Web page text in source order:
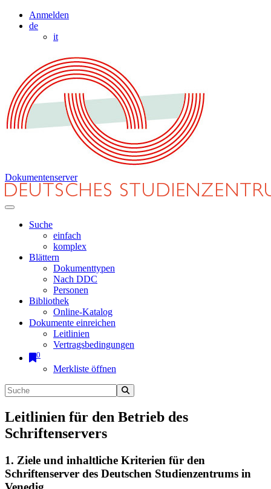
Anmelden
de
it
Dokumentenserver
Suche
einfach
komplex
Blättern
Dokumenttypen
Nach DDC
Personen
Bibliothek
Online-Katalog
Dokumente einreichen
Leitlinien
Vertragsbedingungen
0
Merkliste öffnen
Leitlinien für den Betrieb des
Schriftenservers
1. Ziele und inhaltliche Kriterien für den
Schriftenserver des Deutschen Studienzentrums in